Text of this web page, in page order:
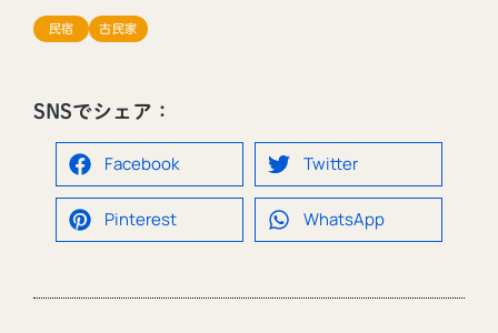
民宿 古民家
SNSでシェア：
Facebook Twitter
Pinterest WhatsApp